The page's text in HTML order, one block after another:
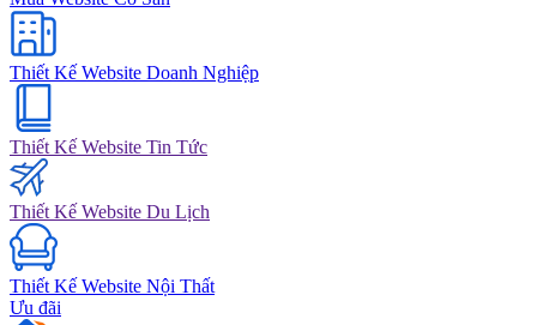
Thiết Kế Website Doanh Nghiệp
Thiết Kế Website Tin Tức
Thiết Kế Website Du Lịch
Thiết Kế Website Nội Thất
Ưu đãi